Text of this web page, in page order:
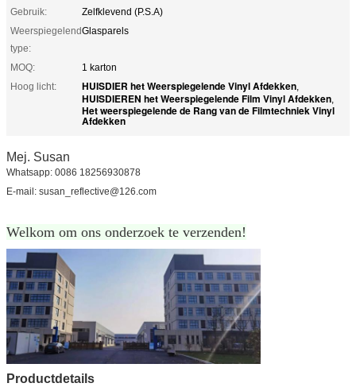
Gebruik:
Zelfklevend (P.S.A)
Weerspiegelend
type:
Glasparels
MOQ:
1 karton
Hoog licht:
HUISDIER het Weerspiegelende Vinyl Afdekken,
HUISDIEREN het Weerspiegelende Film Vinyl Afdekken,
Het weerspiegelende de Rang van de Filmtechniek Vinyl
Afdekken
Mej. Susan
Whatsapp: 0086 18256930878
E-mail: susan_reflective@126.com
Welkom om ons onderzoek te verzenden!
Productdetails